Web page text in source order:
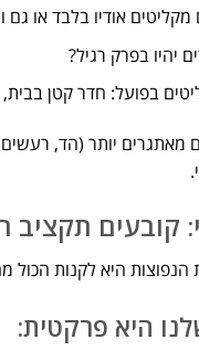
אודיו בלבד או גם
יהיו בפרק רגיל?
בפועל: חדר קטן
יותר (הד, רעשים,
קובעים תקציב
הנפוצות היא לקנות הכול
היא פרקטית: